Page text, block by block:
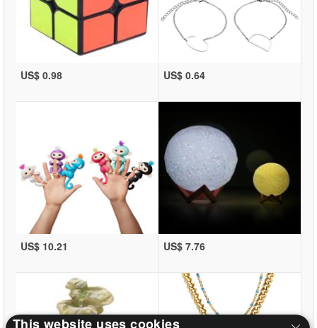
US$ 0.98 US$ 0.64
US$ 10.21 US$ 7.76
This website uses cookies